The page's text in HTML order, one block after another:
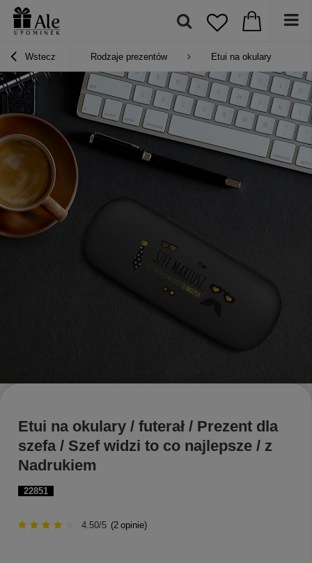
Wstecz Rodzaje prezentów Etui na okulary
22851
Etui na okulary / futerał / Prezent dla
szefa / Szef widzi to co najlepsze / z
Nadrukiem
4.50/5 (2 opinie)